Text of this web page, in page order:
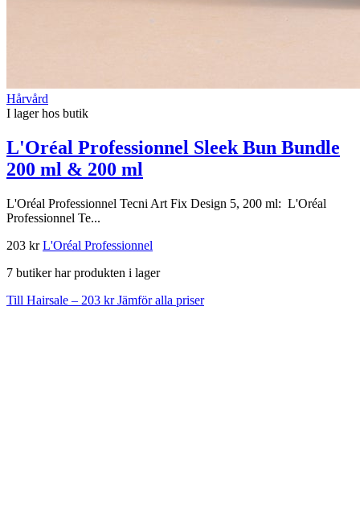
Hårvård
I lager hos butik
L'Oréal Professionnel Sleek Bun Bundle
200 ml & 200 ml
L'Oréal Professionnel Tecni Art Fix Design 5, 200 ml: L'Oréal
Professionnel Te...
203 krL'Oréal Professionnel
7 butiker har produkten i lager
Till Hairsale – 203 krJämför alla priser